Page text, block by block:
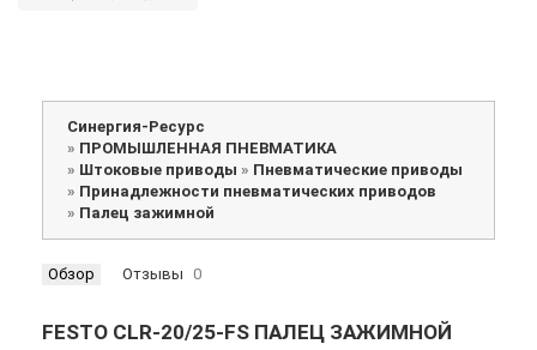
Синергия-Ресурс
» ПРОМЫШЛЕННАЯ ПНЕВМАТИКА
» Штоковые приводы » Пневматические приводы
» Принадлежности пневматических приводов
» Палец зажимной
Обзор Отзывы 0
FESTO CLR-20/25-FS ПАЛЕЦ ЗАЖИМНОЙ